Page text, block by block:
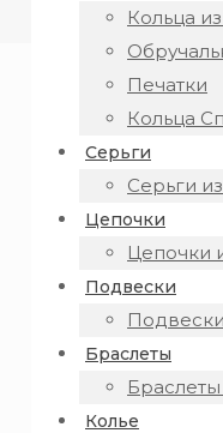
Кольца
Печатки
Кольца
Серьги
Серьги
Цепочки
Цепочки
Подвески
Браслеты
Браслеты
Колье